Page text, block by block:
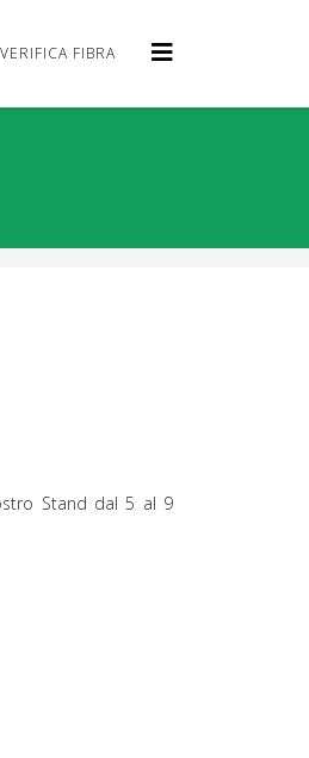
VERIFICA FIBRA
Stand dal 5 al 9